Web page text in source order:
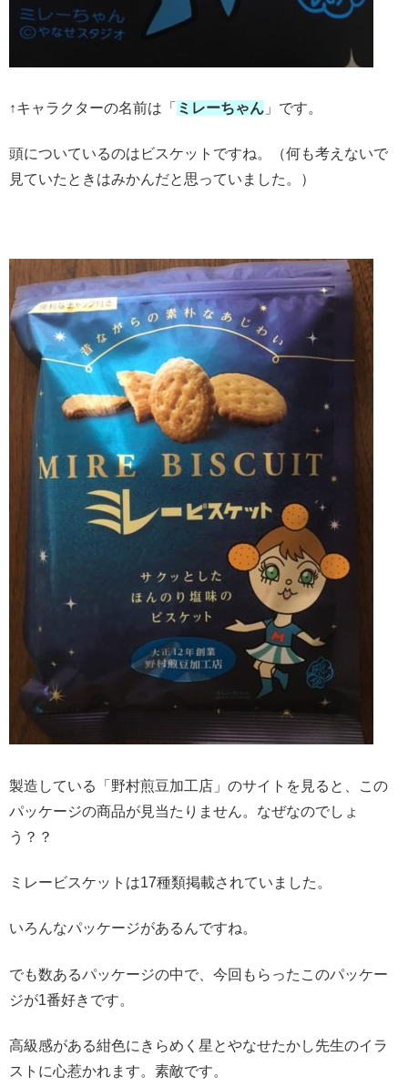
↑キャラクターの名前は「 ミレーちゃん 」です。
頭についているのはビスケットですね。（何も考えないで
見ていたときはみかんだと思っていました。）
製造している「野村煎豆加工店」のサイトを見ると、この
パッケージの商品が見当たりません。なぜなのでしょ
う？？
ミレービスケットは17種類掲載されていました。
いろんなパッケージがあるんですね。
でも数あるパッケージの中で、今回もらったこのパッケー
ジが1番好きです。
高級感がある紺色にきらめく星とやなせたかし先生のイラ
ストに心惹かれます。素敵です。